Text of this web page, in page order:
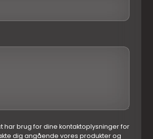
har brug for dine kontaktoplysninger for
dig angående vores produkter og